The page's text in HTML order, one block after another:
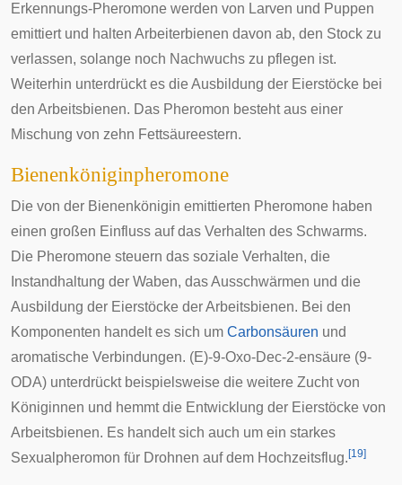
Erkennungs-Pheromone werden von Larven und Puppen
emittiert und halten Arbeiterbienen davon ab, den Stock zu
verlassen, solange noch Nachwuchs zu pflegen ist.
Weiterhin unterdrückt es die Ausbildung der Eierstöcke bei
den Arbeitsbienen. Das Pheromon besteht aus einer
Mischung von zehn Fettsäureestern.
Bienenköniginpheromone
Die von der Bienenkönigin emittierten Pheromone haben
einen großen Einfluss auf das Verhalten des Schwarms.
Die Pheromone steuern das soziale Verhalten, die
Instandhaltung der Waben, das Ausschwärmen und die
Ausbildung der Eierstöcke der Arbeitsbienen. Bei den
Komponenten handelt es sich um Carbonsäuren und
aromatische Verbindungen. (E)-9-Oxo-Dec-2-ensäure (9-
ODA) unterdrückt beispielsweise die weitere Zucht von
Königinnen und hemmt die Entwicklung der Eierstöcke von
Arbeitsbienen. Es handelt sich auch um ein starkes
Sexualpheromon für Drohnen auf dem Hochzeitsflug. [19]